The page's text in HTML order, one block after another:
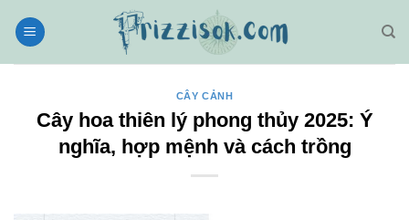
qua
CÂY CẢNH
Cây hoa thiên lý phong thủy 2025: Ý
nghĩa, hợp mệnh và cách trồng